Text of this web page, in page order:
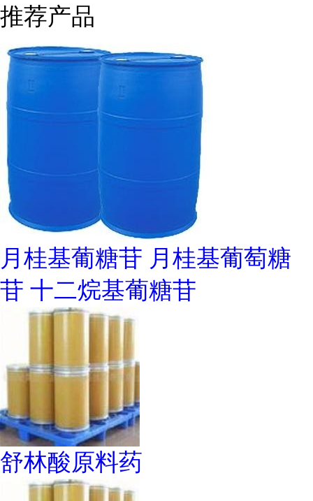
推荐产品
月桂基葡糖苷 月桂基葡萄糖
苷 十二烷基葡糖苷
舒林酸原料药